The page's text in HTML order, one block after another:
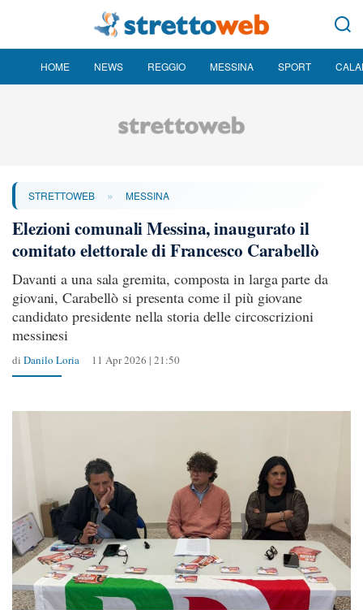
HOME NEWS REGGIO MESSINA SPORT
STRETTOWEB » MESSINA
Elezioni comunali Messina, inaugurato il
comitato elettorale di Francesco Carabellò
Davanti a una sala gremita, composta in larga parte da
giovani, Carabellò si presenta come il più giovane
candidato presidente nella storia delle circoscrizioni
messinesi
di Danilo Loria 11 Apr 2026 | 21:50